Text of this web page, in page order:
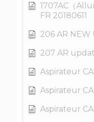
1707AC（
FR 20180611
206 AR NEW
207 AR
Aspirateur
Aspirateur
Aspirateur